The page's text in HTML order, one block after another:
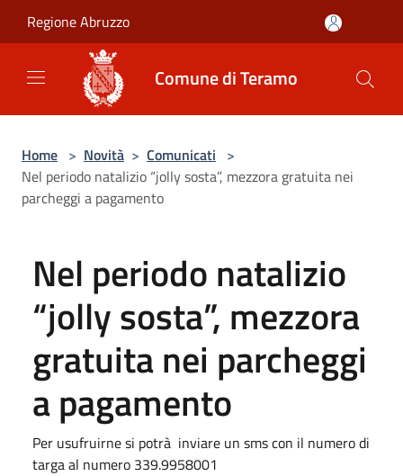
Regione Abruzzo
Comune di Teramo
Home > Novità > Comunicati >
Nel periodo natalizio “jolly sosta”, mezzora gratuita nei
parcheggi a pagamento
Nel periodo natalizio
“jolly sosta”, mezzora
gratuita nei parcheggi
a pagamento
Per usufruirne si potrà inviare un sms con il numero di
targa al numero 339.9958001